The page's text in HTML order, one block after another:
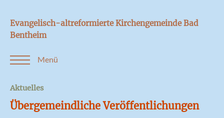
Evangelisch-altreformierte Kirchengemeinde Bad
Bentheim
Menü
Aktuelles
Übergemeindliche Veröffentlichungen